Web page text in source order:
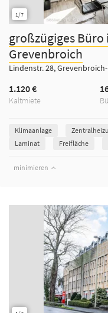
1/7
großzügiges
Grevenbroich
Lindenstr. 28,
Kaltmiete
1.120 €
Klimaanlage
Laminat
Freifläche
minimieren